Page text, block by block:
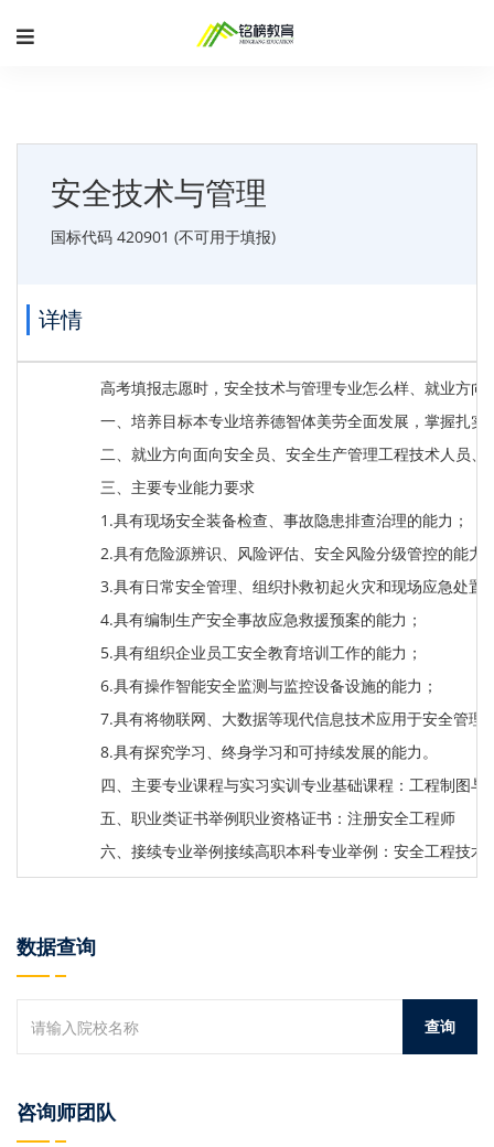
安全技术与管理
国标代码 420901 (不可用于填报)
详情
高考填报志愿时，安全技术与管理专业怎么样、就业方
一、培养目标本专业培养德智体美劳全面发展，掌握扎
二、就业方向面向安全员、安全生产管理工程技术人员
三、主要专业能力要求
1.具有现场安全装备检查、事故隐患排查治理的能力；
2.具有危险源辨识、风险评估、安全风险分级管控的能力
3.具有日常安全管理、组织扑救初起火灾和现场应急处置
4.具有编制生产安全事故应急救援预案的能力；
5.具有组织企业员工安全教育培训工作的能力；
6.具有操作智能安全监测与监控设备设施的能力；
7.具有将物联网、大数据等现代信息技术应用于安全管理
8.具有探究学习、终身学习和可持续发展的能力。
四、主要专业课程与实习实训专业基础课程：工程制图
五、职业类证书举例职业资格证书：注册安全工程师
六、接续专业举例接续高职本科专业举例：安全工程技
数据查询
咨询师团队